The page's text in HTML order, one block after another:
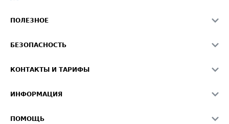
ПОЛЕЗНОЕ
Звезды ATI.SU на вашем сайте
Средние ставки
БЕЗОПАСНОСТЬ
Светофор+
О формировании Паспорта
КОНТАКТЫ И ТАРИФЫ
Реклама на сайте
ИНФОРМАЦИЯ
ПОМОЩЬ